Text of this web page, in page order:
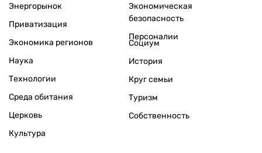
Энергорынок
Приватизация
Экономика регионов
Экономическая
безопасность
Персоналии
Наука
Технологии
Среда обитания
Церковь
Культура
Социум
История
Круг семьи
Туризм
Собственность